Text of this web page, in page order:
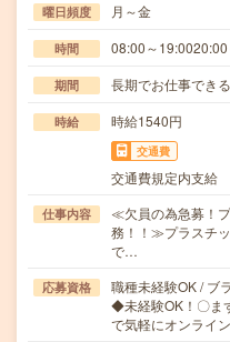
曜日頻度 月～金
時間 08:00～
期間 長期でお仕事でき
時給 時給1540円
交通費
交通費規定内支給
仕事内容
≪欠員の為急募！
務！！≫プラスチ
で…
応募資格
職種未経験OK / ブ
◆未経験OK！〇ま
で気軽にオンライ